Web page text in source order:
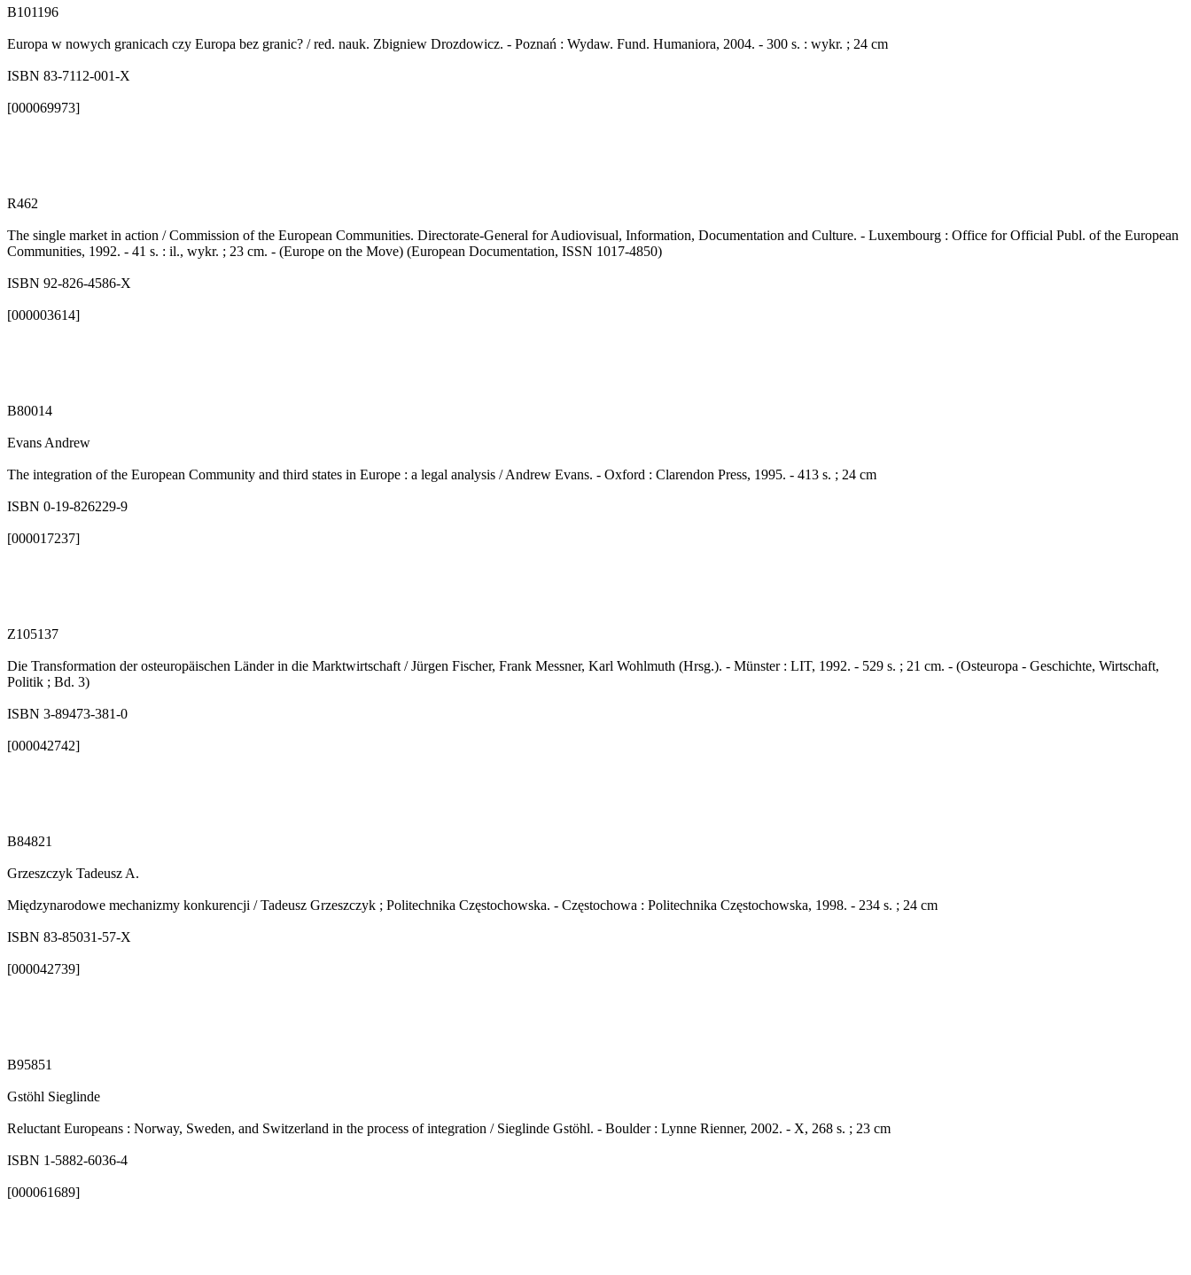
B101196
Europa w nowych granicach czy Europa bez granic? / red. nauk. Zbigniew Drozdowicz. - Poznań : Wydaw. Fund. Humaniora, 2004. - 300 s. : wykr. ; 24 cm
ISBN 83-7112-001-X
[000069973]
R462
The single market in action / Commission of the European Communities. Directorate-General for Audiovisual, Information, Documentation and Culture. - Luxembourg : Office for Official Publ. of the European
Communities, 1992. - 41 s. : il., wykr. ; 23 cm. - (Europe on the Move) (European Documentation, ISSN 1017-4850)
ISBN 92-826-4586-X
[000003614]
B80014
Evans Andrew
The integration of the European Community and third states in Europe : a legal analysis / Andrew Evans. - Oxford : Clarendon Press, 1995. - 413 s. ; 24 cm
ISBN 0-19-826229-9
[000017237]
Z105137
Die Transformation der osteuropäischen Länder in die Marktwirtschaft / Jürgen Fischer, Frank Messner, Karl Wohlmuth (Hrsg.). - Münster : LIT, 1992. - 529 s. ; 21 cm. - (Osteuropa - Geschichte, Wirtschaft,
Politik ; Bd. 3)
ISBN 3-89473-381-0
[000042742]
B84821
Grzeszczyk Tadeusz A.
Międzynarodowe mechanizmy konkurencji / Tadeusz Grzeszczyk ; Politechnika Częstochowska. - Częstochowa : Politechnika Częstochowska, 1998. - 234 s. ; 24 cm
ISBN 83-85031-57-X
[000042739]
B95851
Gstöhl Sieglinde
Reluctant Europeans : Norway, Sweden, and Switzerland in the process of integration / Sieglinde Gstöhl. - Boulder : Lynne Rienner, 2002. - X, 268 s. ; 23 cm
ISBN 1-5882-6036-4
[000061689]